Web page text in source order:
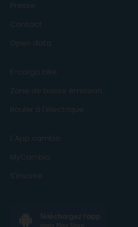
Presse
Contact
Open data
E-cargo bike
Zone de basse émission
Rouler à l'électrique
L'App cambio
MyCambio
S'inscrire